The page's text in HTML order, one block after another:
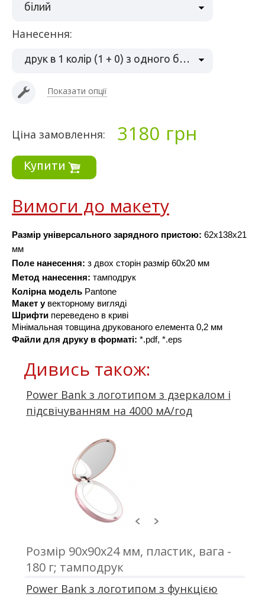
білий
нанесення:
друк в 1 колір (1 + 0) з одного боку
Показати опції
Ціна замовлення: 3180 грн
Купити
Вимоги до макету
Размір універсального зарядного пристою: 62x138x21
мм
Поле нанесення: з двох сторін размір 60х20 мм
Метод нанесення: тамподрук
Колірна модель Pantone
Макет у векторному вигляді
Шрифти переведено в криві
Мінімальная товщина друкованого елемента 0,2 мм
Файли для друку в форматі: *.pdf, *.eps
Дивись також:
Power Bank з логотипом з дзеркалом і
підсвічуванням на 4000 мА/год
Розмір 90x90x24 мм, пластик, вага -
180 г; тамподрук
Power Bank з логотипом з функцією